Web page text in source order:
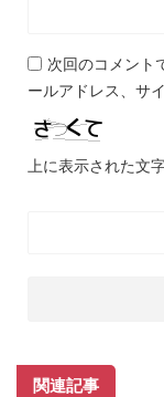
次回のコメント
ールアドレス、サ
上に表示された文
関連記事